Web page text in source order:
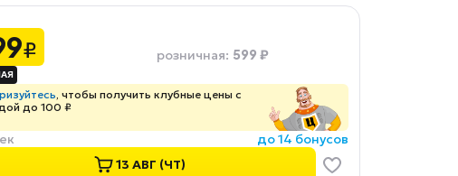
₽ розничная: 599 ₽
, чтобы получить клубные цены с
до 100 ₽
до 14 бонусов
13 АВГ (ЧТ)